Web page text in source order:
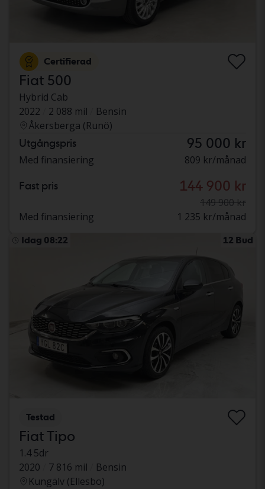
Certifierad
Fiat 500
Hybrid Cab
2022
2 088 mil
Bensin
Åkersberga (Runö)
Utgångspris 95 000 kr
Med finansiering 809 kr/månad
Fast pris 144 900 kr
149 900 kr
Med finansiering
1 235 kr/månad
Idag 08:22 12 Bud
Testad
Fiat Tipo
1.4 5dr
2020
7 816 mil
Bensin
Kungälv (Ellesbo)